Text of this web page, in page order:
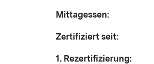
Mittagessen:
Zertifiziert seit:
1. Rezertifizierung: